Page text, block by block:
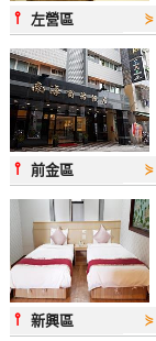
⫯左營區 ⋟
⫯前金區 ⋟
⫯新興區 ⋟